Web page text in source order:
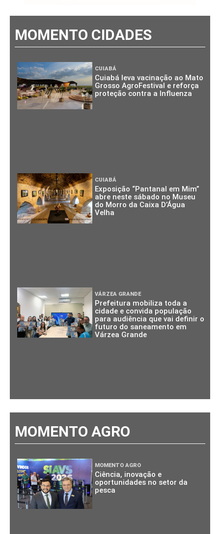
MOMENTO CIDADES
CUIABÁ
Cuiabá leva vacinação ao Mato
Grosso AgroFestival e reforça
proteção contra a Influenza
CUIABÁ
Exposição “Pantanal em Mim”
abre neste sábado no Museu
do Morro da Caixa D’Água
Velha
VÁRZEA GRANDE
Prefeitura mobiliza toda a
cidade e convida população
para audiência que vai definir o
futuro do saneamento em
Várzea Grande
MOMENTO AGRO
MOMENTO AGRO
Ciência, inovação e
oportunidades no setor da
pesca